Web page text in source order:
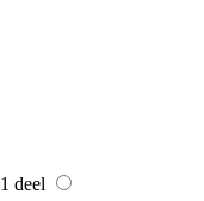
1 deel